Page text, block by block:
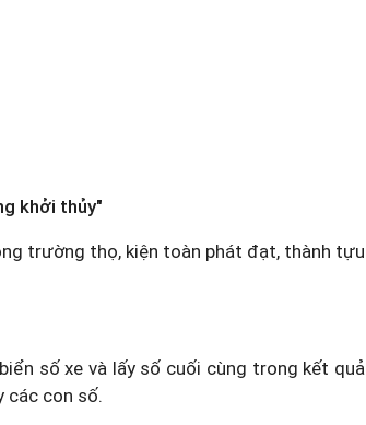
khởi thủy"
trường thọ, kiện toàn phát đạt, thành tựu
số xe và lấy số cuối cùng trong kết quả
các con số.